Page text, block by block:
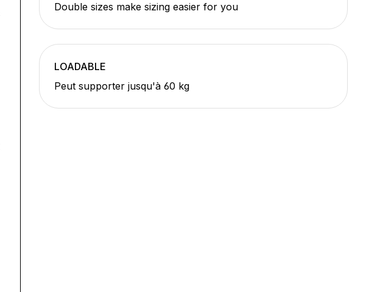
Double sizes make sizing easier for you
LOADABLE
Peut supporter jusqu'à 60 kg